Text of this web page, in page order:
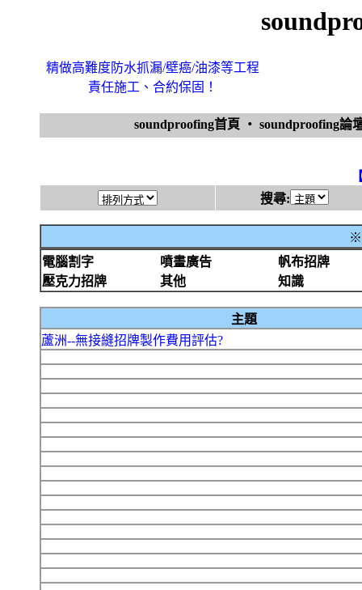
精做高難度防水抓漏/壁癌/油漆等工程
責任施工、合約保固！
soundproofing首頁 ‧ soundproofing論
搜尋:
※
電腦割字
噴畫廣告
帆布招牌
壓克力招牌
其他 知識
主題
蘆洲--無接縫招牌製作費用評估?